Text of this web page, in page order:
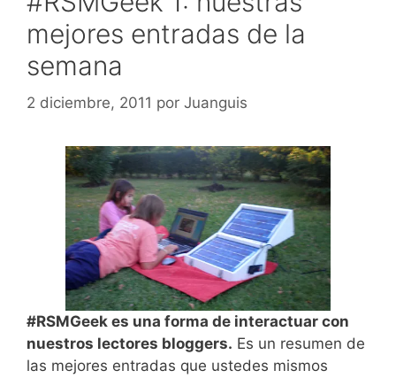
mejores entradas de la
semana
2 diciembre, 2011 por Juanguis
#RSMGeek es una forma de interactuar con
nuestros lectores bloggers. Es un resumen de
las mejores entradas que ustedes mismos